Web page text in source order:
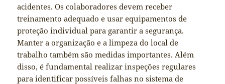
acidentes. Os colaboradores devem receber
treinamento adequado e usar equipamentos de
proteção individual para garantir a segurança.
Manter a organização e a limpeza do local de
trabalho também são medidas importantes. Além
disso, é fundamental realizar inspeções regulares
para identificar possíveis falhas no sistema de